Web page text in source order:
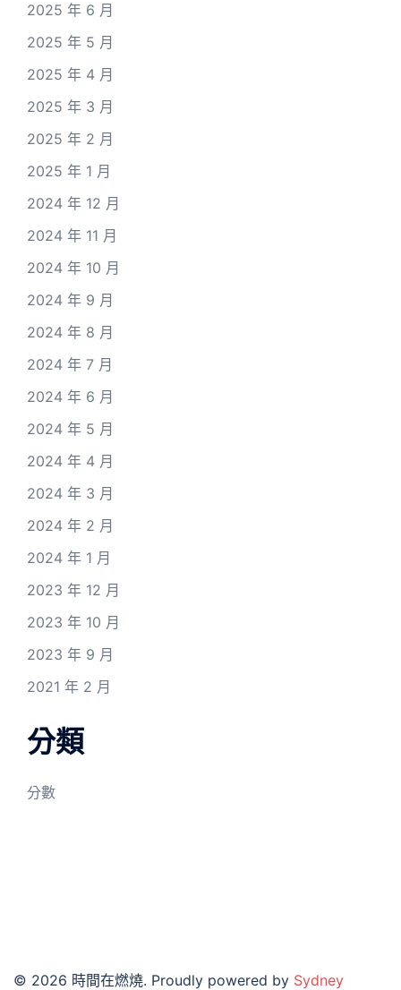
2025 年 6 月
2025 年 5 月
2025 年 4 月
2025 年 3 月
2025 年 2 月
2025 年 1 月
2024 年 12 月
2024 年 11 月
2024 年 10 月
2024 年 9 月
2024 年 8 月
2024 年 7 月
2024 年 6 月
2024 年 5 月
2024 年 4 月
2024 年 3 月
2024 年 2 月
2024 年 1 月
2023 年 12 月
2023 年 10 月
2023 年 9 月
2021 年 2 月
分類
分數
© 2026 時間在燃燒. Proudly powered by Sydney